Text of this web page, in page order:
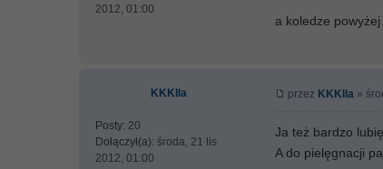
2012, 01:00
a koledze
KKKlla
Posty: 20
Dołączył(a): środa, 21 lis
2012, 01:00
przez KKKlla »
Ja też bardzo
A do pielęgnacji